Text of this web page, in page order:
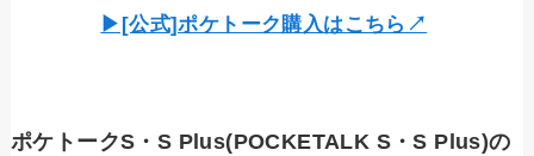
▶︎[公式]ポケトーク購入はこちら↗︎
ポケトークS・S Plus(POCKETALK S・S Plus)の